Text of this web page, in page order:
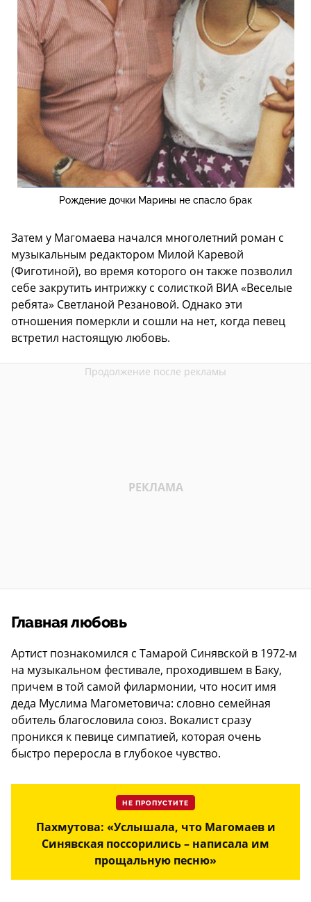
Рождение дочки Марины не спасло брак
Затем у Магомаева начался многолетний роман с
музыкальным редактором Милой Каревой
(Фиготиной), во время которого он также позволил
себе закрутить интрижку с солисткой ВИА «Веселые
ребята» Светланой Резановой. Однако эти
отношения померкли и сошли на нет, когда певец
встретил настоящую любовь.
Главная любовь
Артист познакомился с Тамарой Синявской в 1972-м
на музыкальном фестивале, проходившем в Баку,
причем в той самой филармонии, что носит имя
деда Муслима Магометовича: словно семейная
обитель благословила союз. Вокалист сразу
проникся к певице симпатией, которая очень
быстро переросла в глубокое чувство.
НЕ ПРОПУСТИТЕ
Пахмутова: «Услышала, что Магомаев и
Синявская поссорились – написала им
прощальную песню»